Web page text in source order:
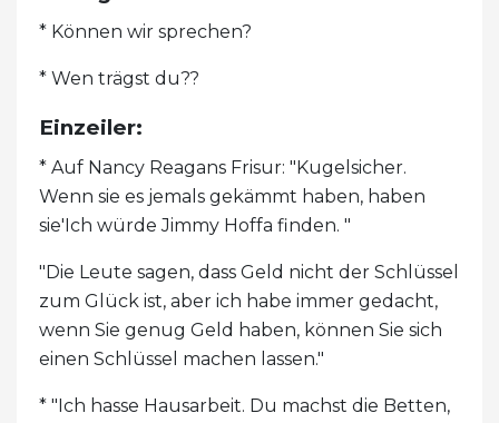
* Können wir sprechen?
* Wen trägst du??
Einzeiler:
* Auf Nancy Reagans Frisur: "Kugelsicher.
Wenn sie es jemals gekämmt haben, haben
sie'Ich würde Jimmy Hoffa finden. "
"Die Leute sagen, dass Geld nicht der Schlüssel
zum Glück ist, aber ich habe immer gedacht,
wenn Sie genug Geld haben, können Sie sich
einen Schlüssel machen lassen."
* "Ich hasse Hausarbeit. Du machst die Betten,